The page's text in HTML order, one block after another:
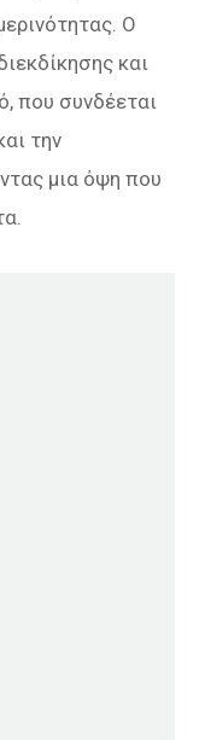
Ο
και
που συνδέεται
την
μια όψη που